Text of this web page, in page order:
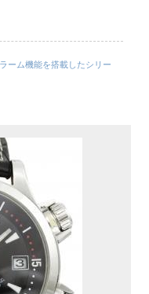
ーム機能を搭載したシリー